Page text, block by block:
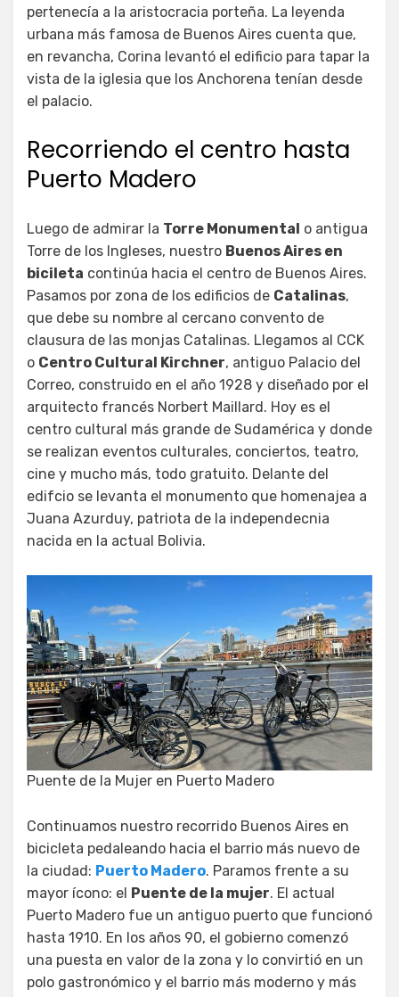
pertenecía a la aristocracia porteña. La leyenda
urbana más famosa de Buenos Aires cuenta que,
en revancha, Corina levantó el edificio para tapar la
vista de la iglesia que los Anchorena tenían desde
el palacio.
Recorriendo el centro hasta
Puerto Madero
Luego de admirar la Torre Monumental o antigua
Torre de los Ingleses, nuestro Buenos Aires en
bicileta continúa hacia el centro de Buenos Aires.
Pasamos por zona de los edificios de Catalinas,
que debe su nombre al cercano convento de
clausura de las monjas Catalinas. Llegamos al CCK
o Centro Cultural Kirchner, antiguo Palacio del
Correo, construido en el año 1928 y diseñado por el
arquitecto francés Norbert Maillard. Hoy es el
centro cultural más grande de Sudamérica y donde
se realizan eventos culturales, conciertos, teatro,
cine y mucho más, todo gratuito. Delante del
edifcio se levanta el monumento que homenajea a
Juana Azurduy, patriota de la independecnia
nacida en la actual Bolivia.
Puente de la Mujer en Puerto Madero
Continuamos nuestro recorrido Buenos Aires en
bicicleta pedaleando hacia el barrio más nuevo de
la ciudad: Puerto Madero. Paramos frente a su
mayor ícono: el Puente de la mujer. El actual
Puerto Madero fue un antiguo puerto que funcionó
hasta 1910. En los años 90, el gobierno comenzó
una puesta en valor de la zona y lo convirtió en un
polo gastronómico y el barrio más moderno y más